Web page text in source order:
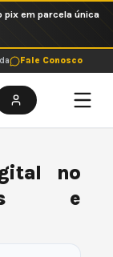
pix em parcela única
Fale Conosco
no
e